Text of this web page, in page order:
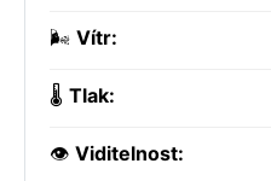
🌬️ Vítr:
🌡️ Tlak:
👁️ Viditelnost: